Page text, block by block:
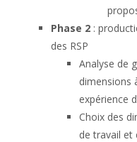
Phase 2 :
des RSP
Analyse de
dimensions
expérience
Choix des
de travail et